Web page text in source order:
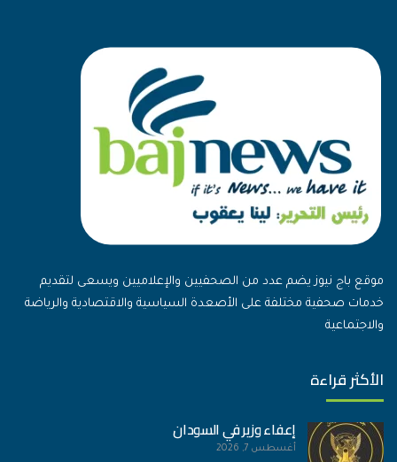
موقع باج نيوز يضم عدد من الصحفيين والإعلاميين ويسعى لتقديم
خدمات صحفية مختلفة على الأصعدة السياسية والاقتصادية والرياضة
والاجتماعية
الأكثر قراءة
إعفاء وزير في السودان
أغسطس 7, 2026